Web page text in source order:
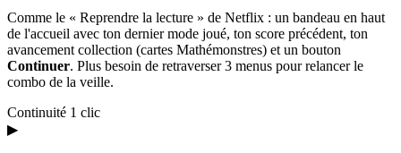
Comme le « Reprendre la lecture » de Netflix : un bandeau en haut
de l'accueil avec ton dernier mode joué, ton score précédent, ton
avancement collection (cartes Mathémonstres) et un bouton
Continuer. Plus besoin de retraverser 3 menus pour relancer le
combo de la veille.
Continuité 1 clic
▶